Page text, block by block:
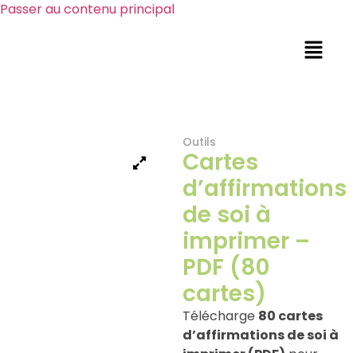
Passer au contenu principal
Outils
Cartes
d’affirmations
de soi à
imprimer –
PDF (80
cartes)
Télécharge 80 cartes
d’affirmations de soi à